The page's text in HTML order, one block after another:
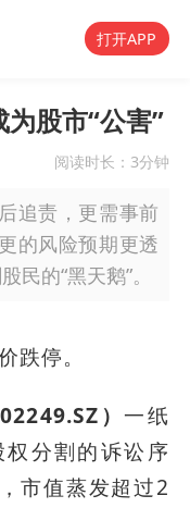
打开APP
股市“公害”
阅读时长： 3分钟
追责，更需事前
的风险预期更透
民的“黑天鹅”。
跌停。
）一纸
分割的诉讼序
市值蒸发超过2